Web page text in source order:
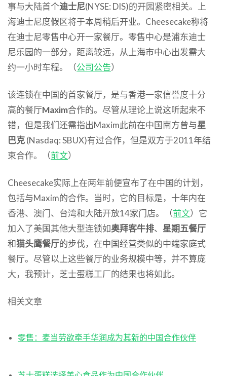
事与大陆首个迪士尼(NYSE: DIS)的开园紧密相关。上
海迪士尼度假区将于本周稍后开业。Cheesecake称将
在迪士尼零售中心开一家餐厅。零售中心是浦东迪士
尼乐园的一部分，距离较远，从上海市中心出发需大
约一小时车程。（公司公告）
该连锁在中国的首家餐厅，是与香港一家信誉度十分
高的餐厅Maxim合作的。尽管从理论上说这听起来不
错，但是我们还需指出Maxim此前在中国南方曾与星
巴克(Nasdaq: SBUX)有过合作，但是双方于2011年结
束合作。（前文）
Cheesecake实际上在两年前便宣布了在中国的计划，
包括与Maxim的合作。当时，它的目标是，十年内在
香港、澳门、台湾和大陆开放14家门店。（前文）它
加入了美国其他大型连锁如奥拜客牛排、 星期五餐厅
和猫头鹰餐厅的步伐，在中国经营类似的中端家庭式
餐厅。尽管以上这些餐厅的业务规模中等，并不算庞
大，我预计，芝士蛋糕工厂的结果也将如此。
相关文章
零售：麦当劳欲牵手华润成为其新的中国合作伙伴